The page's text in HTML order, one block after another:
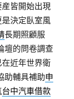
皆開始出現
是決定臥室風
長期照顧服
壇的問卷調查
在近年世界衛
助輔具補助申
台中汽車借款